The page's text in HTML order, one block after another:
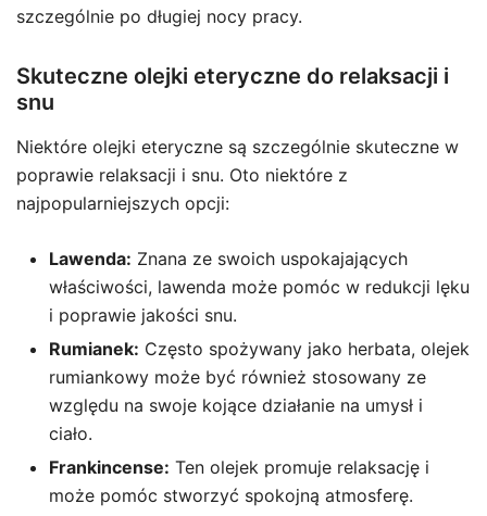
szczególnie po długiej nocy pracy.
Skuteczne olejki eteryczne do relaksacji i
snu
Niektóre olejki eteryczne są szczególnie skuteczne w
poprawie relaksacji i snu. Oto niektóre z
najpopularniejszych opcji:
Lawenda: Znana ze swoich uspokajających
właściwości, lawenda może pomóc w redukcji lęku
i poprawie jakości snu.
Rumianek: Często spożywany jako herbata, olejek
rumiankowy może być również stosowany ze
względu na swoje kojące działanie na umysł i
ciało.
Frankincense: Ten olejek promuje relaksację i
może pomóc stworzyć spokojną atmosferę.